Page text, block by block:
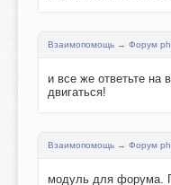
Взаимопомощь → Форум
и все же ответьте на
двигаться!
Взаимопомощь → Форум
модуль для форума.